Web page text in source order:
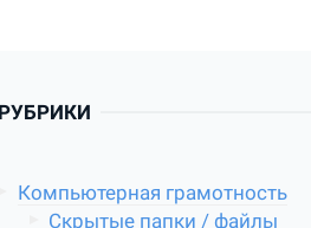
РУБРИКИ
Компьютерная грамотность
Скрытые папки / файлы